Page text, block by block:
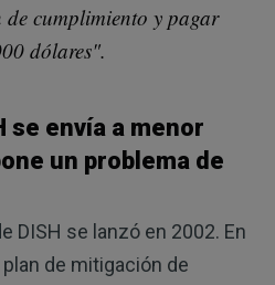
cumplimiento y pagar
dólares".
se envía a menor
un problema de
DISH se lanzó en 2002. En
plan de mitigación de